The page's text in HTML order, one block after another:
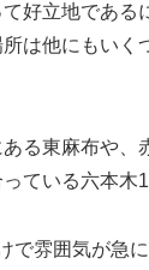
好立地である
は他にもいく
る東麻布や、
ている六本木1
で雰囲気が急に